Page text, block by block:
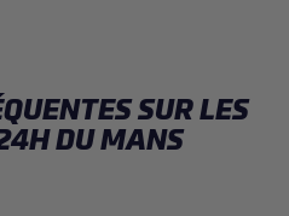
SUR LES
DU MANS